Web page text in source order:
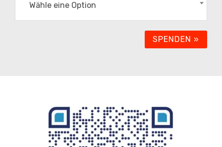
Wähle eine Option
SPENDEN »